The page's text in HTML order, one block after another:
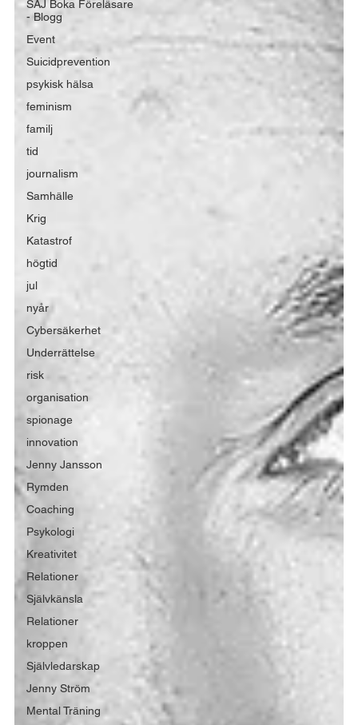
SAJ Boka Föreläsare
- Blogg
Event
Suicidprevention
psykisk hälsa
feminism
familj
tid
journalism
Samhälle
Krig
Katastrof
högtid
jul
nyår
Cybersäkerhet
Underrättelse
risk
organisation
spionage
innovation
Jenny Jansson
Rymden
Coaching
Psykologi
Kreativitet
Relationer
Självkänsla
Relationer
kroppen
Självledarskap
Jenny Ström
Mental Träning